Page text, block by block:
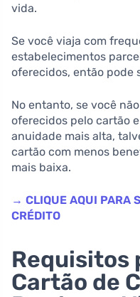
vida.
Se você viaja com
estabelecimentos
oferecidos, então pode
No entanto, se você
oferecidos pelo cartão
anuidade mais alta,
cartão com menos
mais baixa.
→ CLIQUE AQUI PARA
CRÉDITO
Requisitos
Cartão de